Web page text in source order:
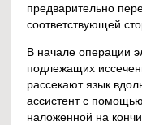
предварительно
соответствующей
В начале операции
подлежащих
рассекают язык
ассистент с
наложенной на